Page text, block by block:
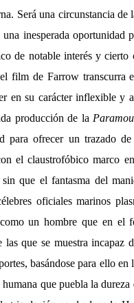
Será una circunstancia de
inesperada oportunidad
de notable interés y cierto
film de Farrow transcurra
en su carácter inflexible y
producción de la
para ofrecer un trazado de
el claustrofóbico marco
que el fantasma del
oficiales marinos
un hombre que en el
que se muestra incapaz
basándose para ello en
que puebla la